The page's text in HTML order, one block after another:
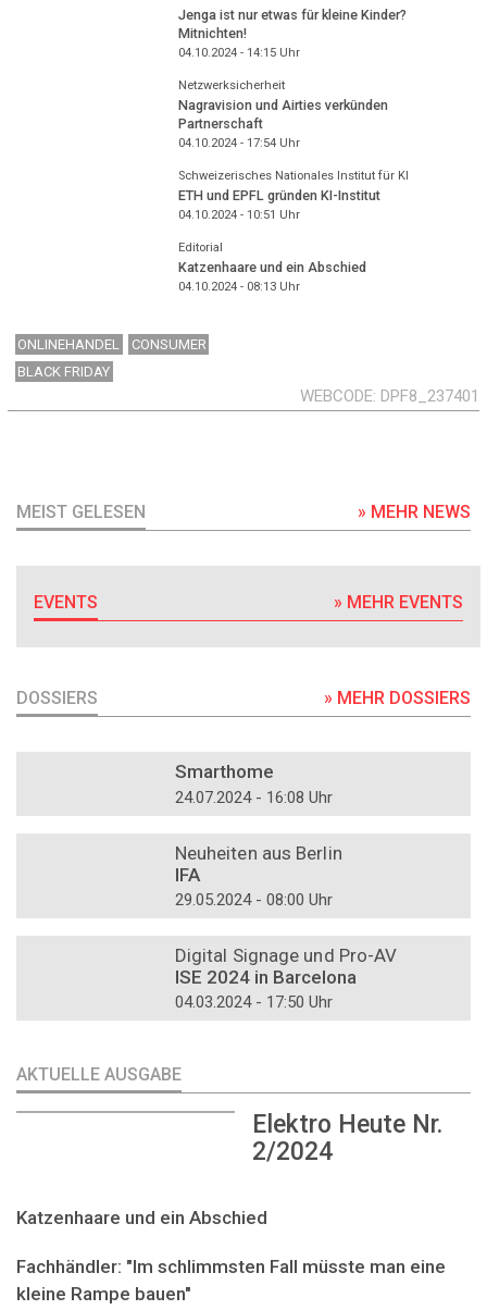
Jenga ist nur etwas für kleine Kinder?
Mitnichten!
04.10.2024 - 14:15Uhr
Netzwerksicherheit
Nagravision und Airties verkünden
Partnerschaft
04.10.2024 - 17:54Uhr
Schweizerisches Nationales Institut für KI
ETH und EPFL gründen KI-Institut
04.10.2024 - 10:51 Uhr
Editorial
Katzenhaare und ein Abschied
04.10.2024 - 08:13Uhr
ONLINEHANDEL
CONSUMER
BLACK FRIDAY
WEBCODE DPF8_237401
MEIST GELESEN » MEHR NEWS
EVENTS » MEHR EVENTS
DOSSIERS » MEHR DOSSIERS
Smarthome
24.07.2024 - 16:08 Uhr
Neuheiten aus Berlin
IFA
29.05.2024 - 08:00 Uhr
Digital Signage und Pro-AV
ISE 2024 in Barcelona
04.03.2024 - 17:50 Uhr
AKTUELLE AUSGABE
Elektro Heute Nr.
2/2024
Katzenhaare und ein Abschied
Fachhändler: "Im schlimmsten Fall müsste man eine
kleine Rampe bauen"